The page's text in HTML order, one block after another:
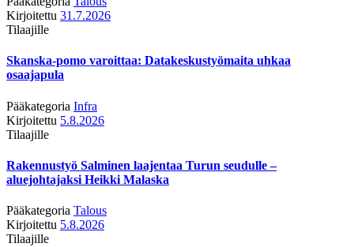
Kirjoitettu 31.7.2026
Tilaajille
Skanska-pomo varoittaa: Datakeskustyömaita uhkaa
osaajapula
Pääkategoria Infra
Kirjoitettu 5.8.2026
Tilaajille
Rakennustyö Salminen laajentaa Turun seudulle –
aluejohtajaksi Heikki Malaska
Pääkategoria Talous
Kirjoitettu 5.8.2026
Tilaajille